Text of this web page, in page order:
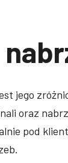
jego
oraz
pod